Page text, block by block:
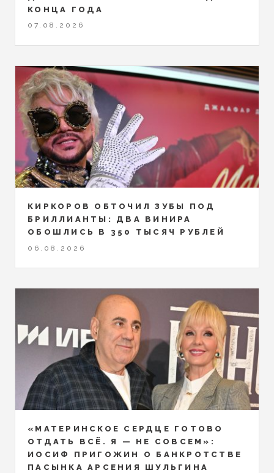
КОНЦА ГОДА
07.08.2026
КИРКОРОВ ОБТОЧИЛ ЗУБЫ ПОД
БРИЛЛИАНТЫ: ДВА ВИНИРА
ОБОШЛИСЬ В 350 ТЫСЯЧ РУБЛЕЙ
06.08.2026
«МАТЕРИНСКОЕ СЕРДЦЕ ГОТОВО
ОТДАТЬ ВСЁ. Я — НЕ СОВСЕМ»:
ИОСИФ ПРИГОЖИН О БАНКРОТСТВЕ
ПАСЫНКА АРСЕНИЯ ШУЛЬГИНА